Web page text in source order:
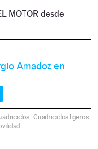
MOTOR desde
Amadoz en
·Cuadriciclos ligeros